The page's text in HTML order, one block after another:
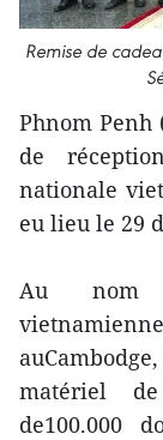
Remise de
Phnom Penh
de
nationale
eu lieu le 29
Au nom
matériel
de100.000